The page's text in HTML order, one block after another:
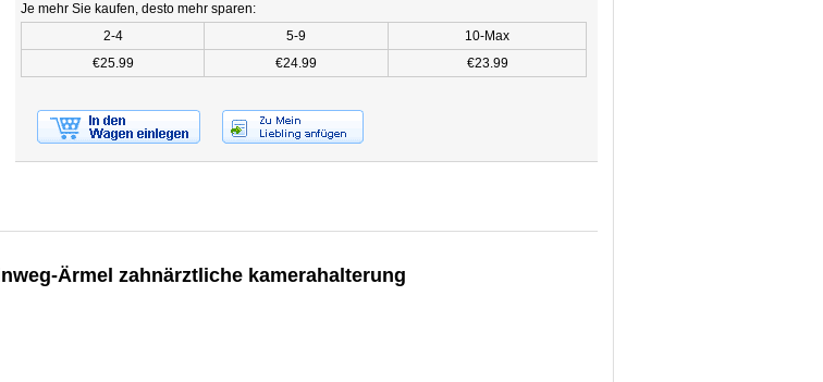
Je mehr Sie kaufen, desto mehr sparen:
2-4
5-9
10-Max
€25.99
€24.99 €23.99
Ärmel zahnärztliche kamerahalterung